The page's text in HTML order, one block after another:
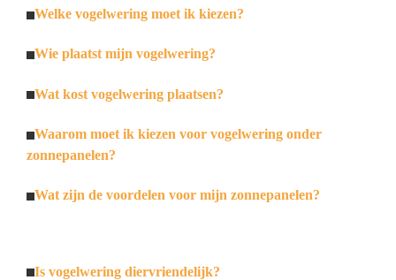
Welke vogelwering moet ik kiezen?
Wie plaatst mijn vogelwering?
Wat kost vogelwering plaatsen?
Waarom moet ik kiezen voor vogelwering onder
zonnepanelen?
Wat zijn de voordelen voor mijn zonnepanelen?
Is vogelwering diervriendelijk?